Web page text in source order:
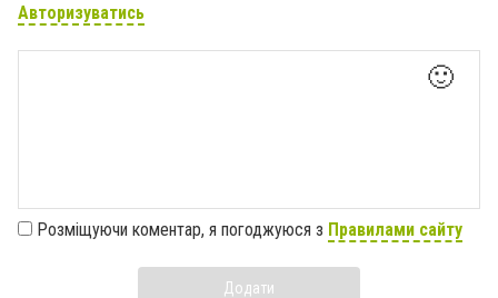
Авторизуватись
🙂
Розміщуючи коментар, я погоджуюся з Правилами сайту
Додати